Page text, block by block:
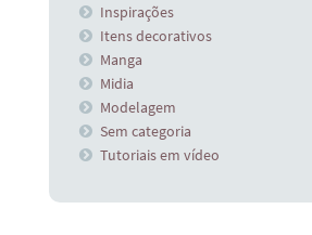
Inspirações
Itens decorativos
Manga
Midia
Modelagem
Sem categoria
Tutoriais em vídeo